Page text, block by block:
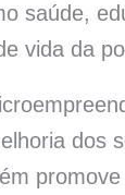
saúde,
vida da
dos